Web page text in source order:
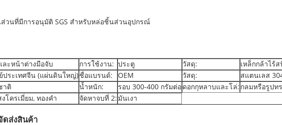
วนที่มีการอนุมัติ SGS สำหรับหล่อชิ้นส่วนอุปกรณ์
ละหน้าต่างมือจับ การใช้งาน: ประตู วัสดุ:
เหล็กกล้าไร้
ย์ประเทศจีน (แผ่นดินใหญ่)ชื่อแบรนด์: OEM วัสดุ:
สแตนเลส
าติ น้ำหนัก: รอบ 300-400 กรัมต่อดอกกุหลาบและโล่: กลมหรือรูปท
โครเมี่ยม, ทองคำ จัดหาจบที่ 2: มันเงา
ส่งสินค้า